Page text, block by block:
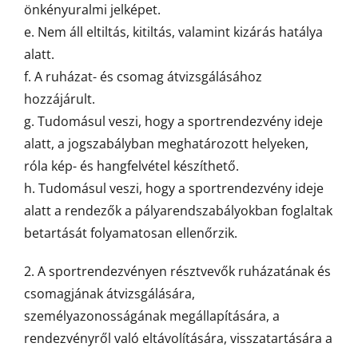
önkényuralmi jelképet.
e. Nem áll eltiltás, kitiltás, valamint kizárás hatálya
alatt.
f. A ruházat- és csomag átvizsgálásához
hozzájárult.
g. Tudomásul veszi, hogy a sportrendezvény ideje
alatt, a jogszabályban meghatározott helyeken,
róla kép- és hangfelvétel készíthető.
h. Tudomásul veszi, hogy a sportrendezvény ideje
alatt a rendezők a pályarendszabályokban foglaltak
betartását folyamatosan ellenőrzik.
2. A sportrendezvényen résztvevők ruházatának és
csomagjának átvizsgálására,
személyazonosságának megállapítására, a
rendezvényről való eltávolítására, visszatartására a